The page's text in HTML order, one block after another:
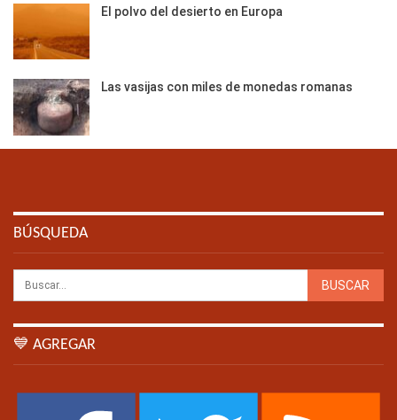
El polvo del desierto en Europa
Las vasijas con miles de monedas romanas
BÚSQUEDA
💙 AGREGAR